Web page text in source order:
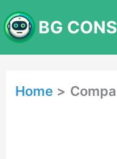
to
content
BG
Home